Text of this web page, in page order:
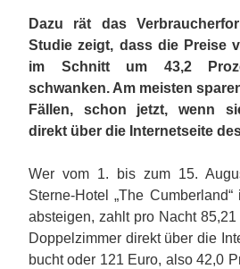
Dazu rät das
Studie zeigt, dass die Preise
im Schnitt um 43,2
schwanken. Am meisten
Fällen, schon jetzt, wenn
direkt über die Internetseite
Wer vom 1. bis zum 15.
Sterne-Hotel „The
absteigen, zahlt pro Nacht
Doppelzimmer direkt über die
bucht oder 121 Euro, also 42,0